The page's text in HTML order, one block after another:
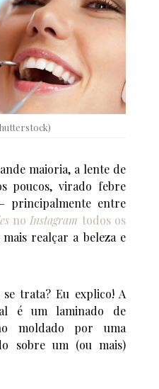
maioria, a lente de
poucos, virado febre
principalmente entre
no Instagram todos os
mais realçar a beleza e
trata? Eu explico! A
é um laminado de
moldado por uma
sobre um (ou mais)